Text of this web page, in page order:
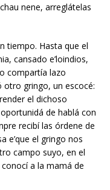
nene, arreglátelas
tiempo. Hasta que el
cansado e’loindios,
compartía lazo
otro gringo, un escocé:
el dichoso
de hablá con
recibí las órdene de
e’que el gringo nos
campo suyo, en el
a la mamá de